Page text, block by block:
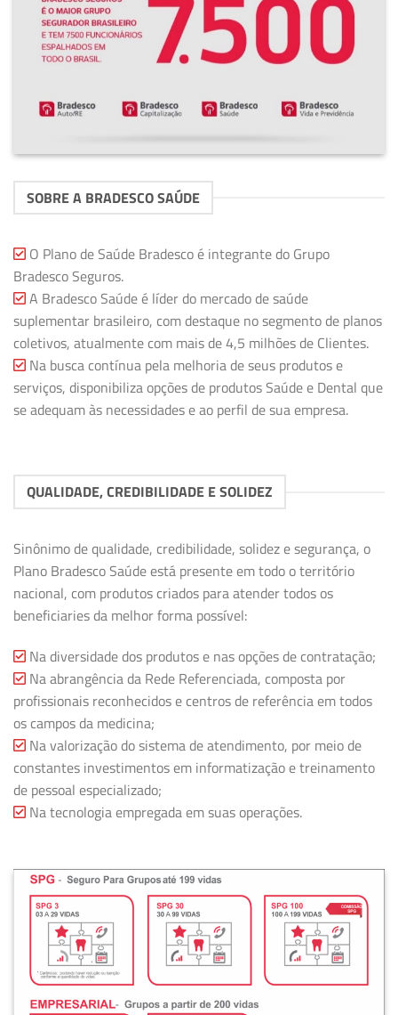
SOBRE A BRADESCO SAÚDE
O Plano de Saúde Bradesco é integrante do Grupo
Bradesco Seguros.
A Bradesco Saúde é líder do mercado de saúde
suplementar brasileiro, com destaque no segmento de planos
coletivos, atualmente com mais de 4,5 milhões de Clientes.
Na busca contínua pela melhoria de seus produtos e
serviços, disponibiliza opções de produtos Saúde e Dental que
se adequam às necessidades e ao perfil de sua empresa.
QUALIDADE, CREDIBILIDADE E SOLIDEZ
Sinônimo de qualidade, credibilidade, solidez e segurança, o
Plano Bradesco Saúde está presente em todo o território
nacional, com produtos criados para atender todos os
beneficiaries da melhor forma possível:
Na diversidade dos produtos e nas opções de contratação;
Na abrangência da Rede Referenciada, composta por
profissionais reconhecidos e centros de referência em todos
os campos da medicina;
Na valorização do sistema de atendimento, por meio de
constantes investimentos em informatização e treinamento
de pessoal especializado;
Na tecnologia empregada em suas operações.